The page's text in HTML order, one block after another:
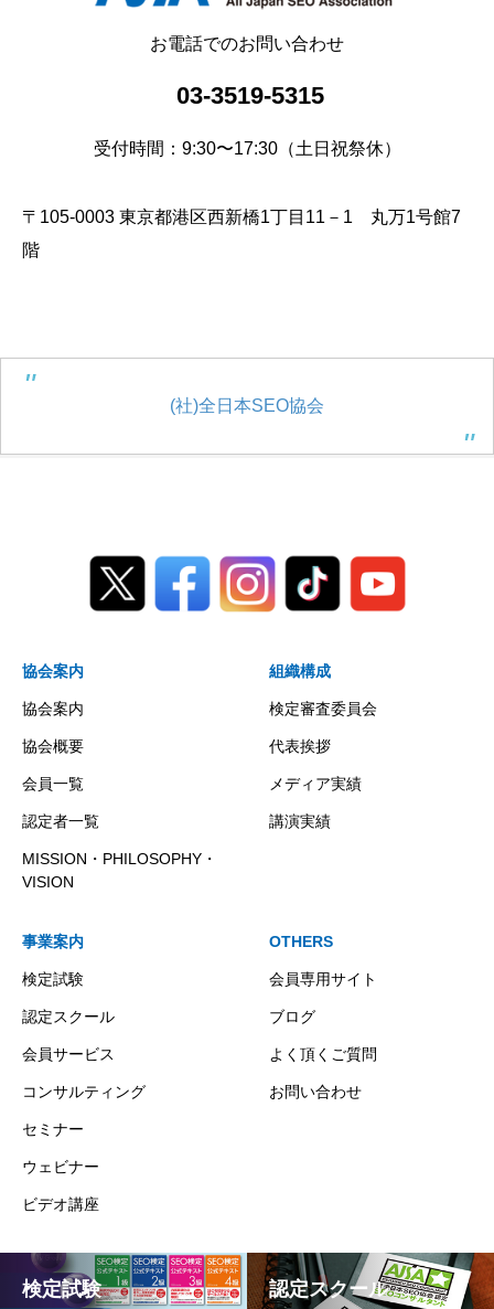
お電話でのお問い合わせ
03-3519-5315
受付時間：9:30〜17:30（土日祝祭休）
〒105-0003 東京都港区西新橋1丁目11－1 丸万1号館7
階
(社)全日本SEO協会
協会案内
協会案内
協会概要
会員一覧
認定者一覧
MISSION・PHILOSOPHY・
VISION
組織構成
検定審査委員会
代表挨拶
メディア実績
講演実績
事業案内
検定試験
認定スクール
会員サービス
コンサルティング
セミナー
ウェビナー
ビデオ講座
OTHERS
会員専用サイト
ブログ
よく頂くご質問
お問い合わせ
検定試験 認定スクール